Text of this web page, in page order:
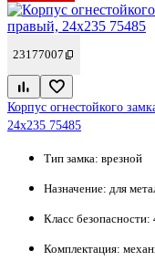
23177007
Корпус огнестойкого
24x235 75485
Тип замка: врезной
Назначение: для
Класс безопасности:
Комплектация: